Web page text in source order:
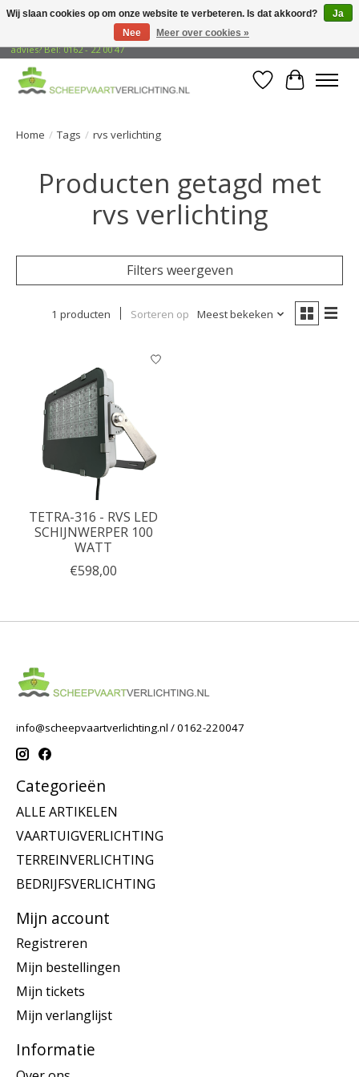
Gratis verzending naar adressen in Nederland! Opzoek naar vrijblijvend
advies? Bel: 0162 - 22 00 47
Verlanglijst
Home / Tags / rvs verlichting
Producten getagd met
rvs verlichting
Filters weergeven
1 producten Sorteren op Meest bekeken
TETRA-316 - RVS LED
SCHIJNWERPER 100
WATT
€598,00
info@scheepvaartverlichting.nl / 0162-220047
Categorieën
ALLE ARTIKELEN
VAARTUIGVERLICHTING
TERREINVERLICHTING
BEDRIJFSVERLICHTING
Mijn account
Registreren
Mijn bestellingen
Mijn tickets
Mijn verlanglijst
Informatie
Wij slaan cookies op om onze website te verbeteren. Is dat akkoord?
Ja
Nee
Meer over cookies »